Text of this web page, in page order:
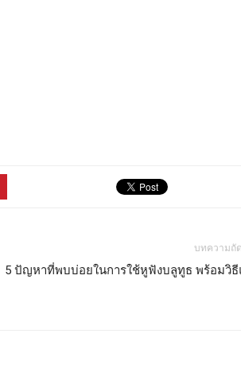
บทความถั
5 ปัญหาที่พบบ่อยในการใช้หูฟังบลูทูธ พร้อมวิธี